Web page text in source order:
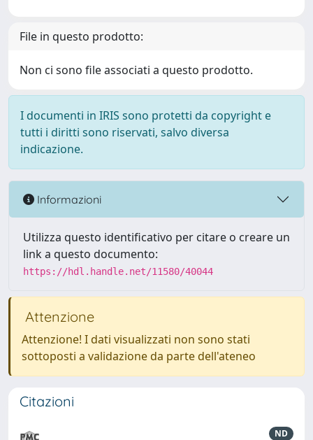
File in questo prodotto:
Non ci sono file associati a questo prodotto.
I documenti in IRIS sono protetti da copyright e
tutti i diritti sono riservati, salvo diversa
indicazione.
Informazioni
Utilizza questo identificativo per citare o creare un
link a questo documento:
https://hdl.handle.net/11580/40044
Attenzione
Attenzione! I dati visualizzati non sono stati
sottoposti a validazione da parte dell'ateneo
Citazioni
ND